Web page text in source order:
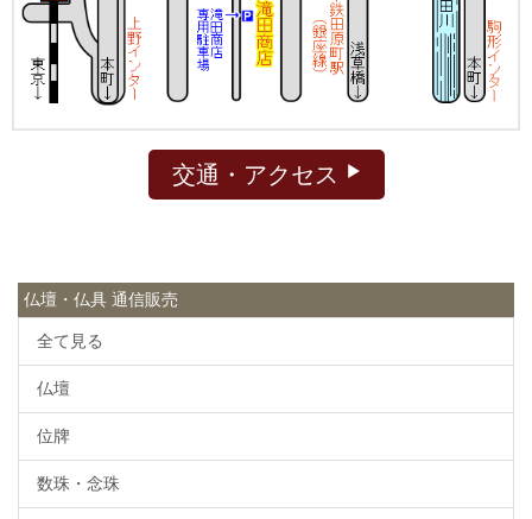
交通・アクセス
仏壇・仏具 通信販売
全て見る
仏壇
位牌
数珠・念珠